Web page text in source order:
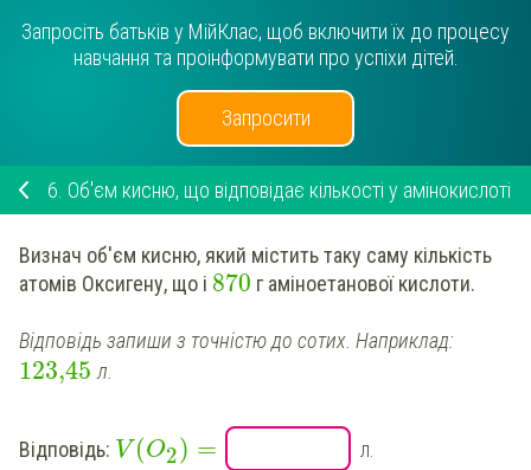
Запросіть батьків у МійКлас, щоб включити їх до процесу
навчання та проінформувати про успіхи дітей.
Запросити
6. Об'єм кисню, що відповідає кількості у амінокислоті
Визнач об'єм кисню, який містить таку саму кількість
атомів Оксигену, що і 870 г аміноетанової кислоти.
Відповідь запиши з точністю до сотих. Наприклад:
123,45 л.
Відповідь: V (O2) = л.